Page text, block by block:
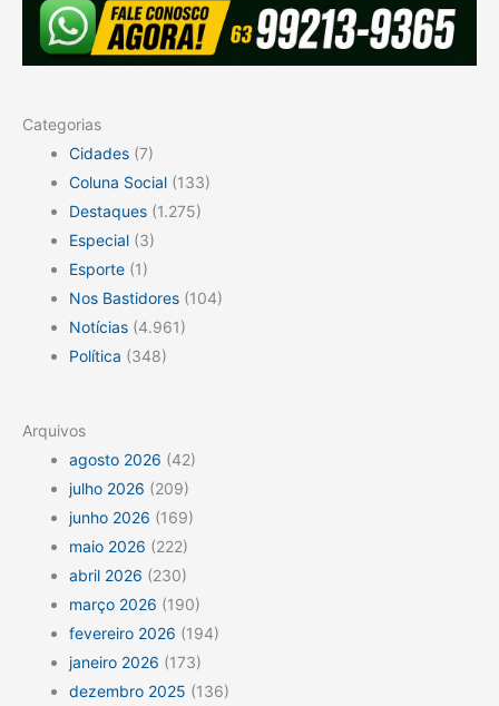
Categorias
Cidades (7)
Coluna Social (133)
Destaques (1.275)
Especial (3)
Esporte (1)
Nos Bastidores (104)
Notícias (4.961)
Política (348)
Arquivos
agosto 2026 (42)
julho 2026 (209)
junho 2026 (169)
maio 2026 (222)
abril 2026 (230)
março 2026 (190)
fevereiro 2026 (194)
janeiro 2026 (173)
dezembro 2025 (136)